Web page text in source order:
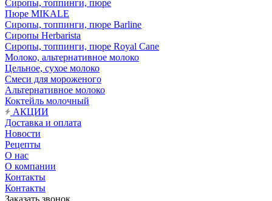
Сиропы, топпинги, пюре
Пюре MIKALE
Сиропы, топпинги, пюре Barline
Сиропы Herbarista
Сиропы, топпинги, пюре Royal Cane
Молоко, альтернативное молоко
Цельное, сухое молоко
Смеси для мороженого
Альтернативное молоко
Коктейль молочный
АКЦИИ
Доставка и оплата
Новости
Рецепты
О нас
О компании
Контакты
Контакты
Заказать звонок